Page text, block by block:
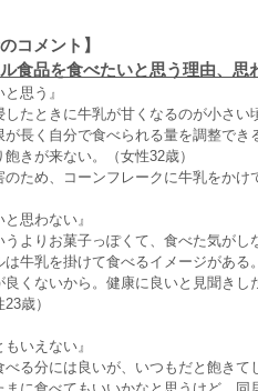
コメント】
食品を食べたいと思う理由、思
と思う』
したときに牛乳が甘くなるのが小さ
が長く自分で食べられる量を調整で
きが来ない。（女性32歳）
のため、コーンフレークに牛乳をか
と思わない』
うよりお菓子っぽくて、食べた気がし
は牛乳を掛けて食べるイメージがあ
良くないから。健康に良いと見聞き
歳）
もいえない』
べる分には良いが、いつもだと飽き